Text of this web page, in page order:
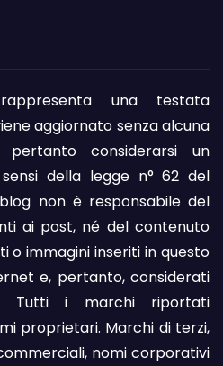
una testata
aggiornato senza alcuna
considerarsi un
della legge n° 62 del
blog non è responsabile del
ai post, né del contenuto
o immagini inseriti in questo
e, pertanto, considerati
Tutti i marchi riportati
proprietari. Marchi di terzi,
nomi corporativi